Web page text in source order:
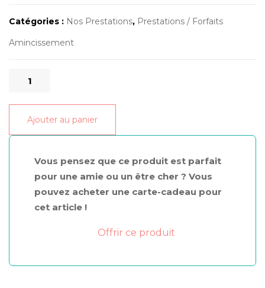
Catégories : Nos Prestations, Prestations / Forfaits
Amincissement
quantité
6
séances
de
esthétique
(OFFRE
au
Ajouter au panier
Vous pensez que ce produit est parfait
pour une amie ou un être cher ? Vous
pouvez acheter une carte-cadeau pour
cet article !
Offrir ce produit